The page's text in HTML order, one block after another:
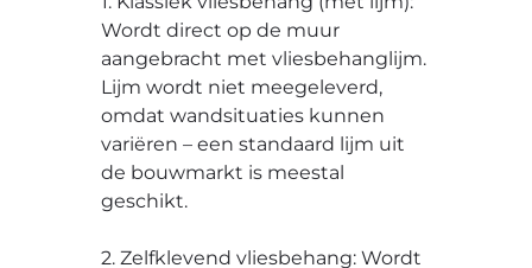
Wordt direct op de muur
aangebracht met vliesbehanglijm.
Lijm wordt niet meegeleverd,
omdat wandsituaties kunnen
variëren – een standaard lijm uit
de bouwmarkt is meestal
geschikt.
2. Zelfklevend vliesbehang: Wordt